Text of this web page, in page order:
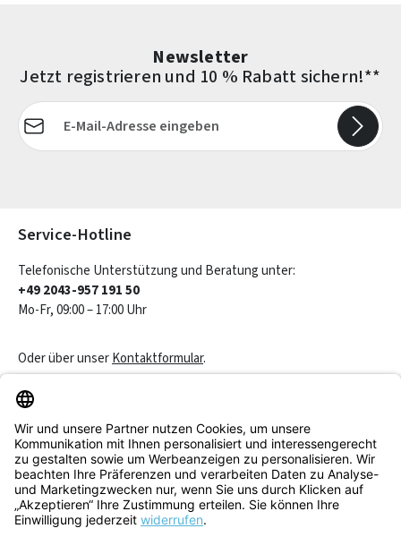
Newsletter
Jetzt registrieren und 10 % Rabatt sichern!**
E-Mail-Adresse*
Service-Hotline
Telefonische Unterstützung und Beratung unter:
+49 2043-957 191 50
Mo-Fr, 09:00 – 17:00 Uhr
Oder über unserKontaktformular.
Service & Beratung